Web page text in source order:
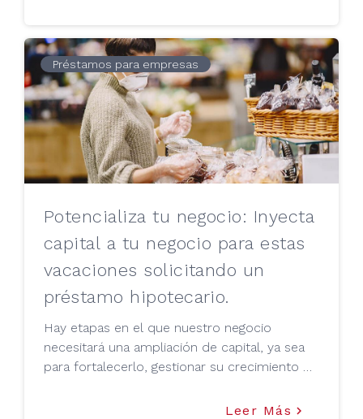
sobreendeudamiento o incluso el quiebre del
negocio. En este artículo, Tu Mejor Préstamo
quiere darte 5 consejos básicos para afrontar
esta situación:
Préstamos para empresas
Potencializa tu negocio: Inyecta
capital a tu negocio para estas
vacaciones solicitando un
préstamo hipotecario.
Hay etapas en el que nuestro negocio
necesitará una ampliación de capital, ya sea
para fortalecerlo, gestionar su crecimiento o
al inyectar capital es no frenar ni laLeer Más keyboard_arrow_right